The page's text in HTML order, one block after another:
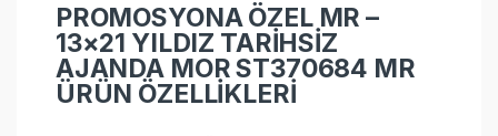
PROMOSYONA ÖZEL MR –
13×21 YILDIZ TARİHSİZ
AJANDA MOR ST370684 MR
ÜRÜN ÖZELLİKLERİ